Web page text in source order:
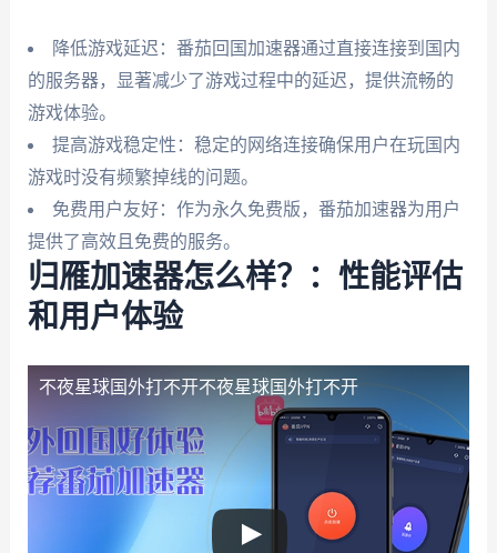
降低游戏延迟：番茄回国加速器通过直接连接到国内
的服务器，显著减少了游戏过程中的延迟，提供流畅的
游戏体验。
提高游戏稳定性：稳定的网络连接确保用户在玩国内
游戏时没有频繁掉线的问题。
免费用户友好：作为永久免费版，番茄加速器为用户
提供了高效且免费的服务。
归雁加速器怎么样？：性能评估
和用户体验
不夜星球国外打不开不夜星球国外打不开